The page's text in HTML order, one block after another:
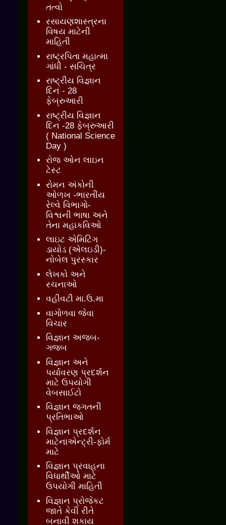
તત્વો
રસાયણશાસ્ત્રના
વિષય માટેની
માહિતી
રાષ્ટ્રપિતા મહાત્મા
ગાંધી - સચિત્ર
રાષ્ટ્રીય વિજ્ઞાન
દિન - 28
ફેબ્રુઆરી
રાષ્ટ્રીય વિજ્ઞાન
દિન -28 ફેબ્રુઆરી
( National Science
Day )
રોજ ઓન લાઇન
ટેસ્ટ
રોમન અંકોની
ઓળખ -ભારતીય
રેલ્વે વિભાગો-
વિશ્વની ભાષા અને
તેના મહાકવિઓ
લાઇટ એમિટિંગ
ડાયોડ (એલઇડી)-
નોબેલ પુરસ્કાર
લેખકો અને
રચનાઓ
વહીવટી મા.ઉ.મા
વાગોળવા જેવા
વિચાર
વિજ્ઞાન અજબ-
ગજબ
વિજ્ઞાન અને
પર્યાવરણ પ્રદર્શન
માટે ઉપયોગી
વેબસાઈટો
વિજ્ઞાન જગતની
પ્રતિભાઓ
વિજ્ઞાન પ્રદર્શન
માટેનાએન્ટ્રી-ફોર્મ
માટે
વિજ્ઞાન પ્રવાહના
વિધાર્થીઓ માટે
ઉપયોગી માહિતી
વિજ્ઞાન પ્રોજેકટ
જાતે કેવી રીતે
બનાવી શકાય